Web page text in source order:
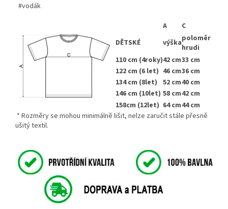
#vodák
A
C
DĚTSKÉ
výškapoloměr
hrudi
110 cm (4roky)42 cm33 cm
122 cm (6 let) 46 cm36 cm
134 cm (8let) 52 cm40 cm
146 cm (10let) 58 cm42 cm
158cm (12let) 64 cm44 cm
* Rozměry se mohou minimálně lišit, nelze zaručit stále přesně
ušitý textil.